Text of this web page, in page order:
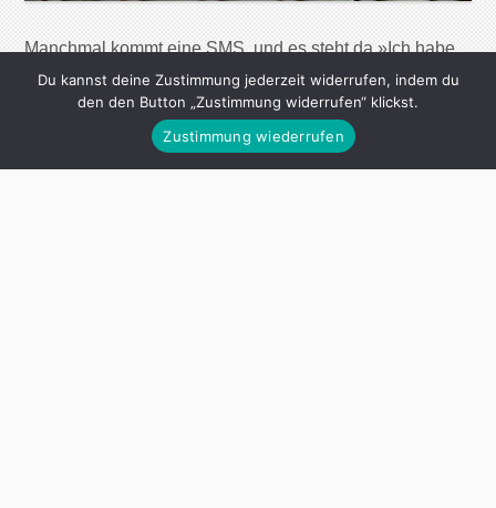
Manchmal kommt eine SMS, und es steht da »Ich habe
nehmen Zug verpasst« – und der Empfänger ist ein
wenig ratlos. Der Grund, weshalb solch kryptische
Nachrichten entstehen, ist das Computerprogramm im
Du kannst deine Zustimmung jederzeit widerrufen, indem du
den den Button „Zustimmung widerrufen“ klickst.
Zustimmung wiederrufen